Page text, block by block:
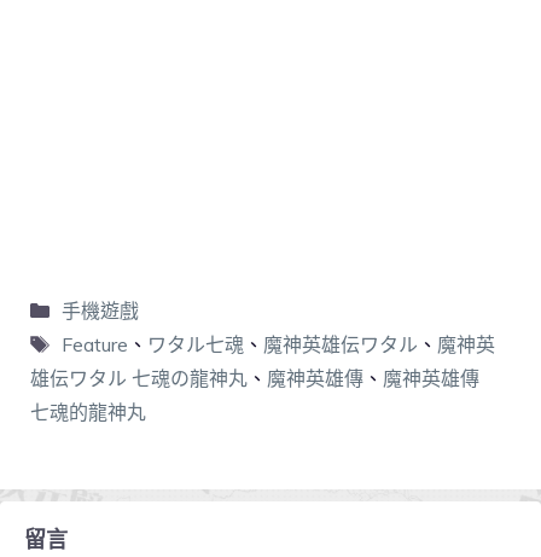
手機遊戲
Feature 、 ワタル七魂 、 魔神英雄伝ワタル 、 魔神英
雄伝ワタル 七魂の龍神丸 、 魔神英雄傳 、 魔神英雄傳
七魂的龍神丸
留言